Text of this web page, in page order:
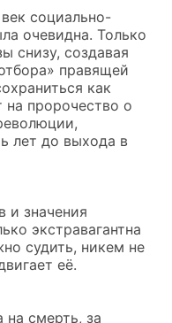
социально-
очевидна. Только
снизу, создавая
правящей
как
пророчество о
лет до выхода в
и значения
экстравагантна
судить, никем не
её.
на смерть, за